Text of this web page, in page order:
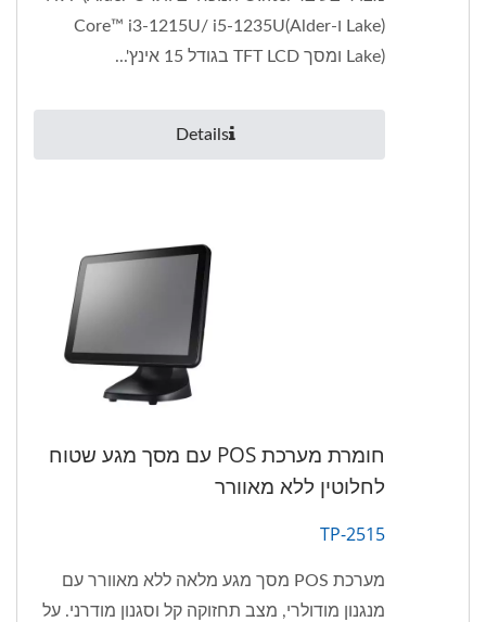
Lake) ו-Core™ i3-1215U/ i5-1235U(Alder
Lake) ומסך TFT LCD בגודל 15 אינץ'...
Details
חומרת מערכת POS עם מסך מגע שטוח
לחלוטין ללא מאוורר
TP-2515
מערכת POS מסך מגע מלאה ללא מאוורר עם
מנגנון מודולרי, מצב תחזוקה קל וסגנון מודרני. על